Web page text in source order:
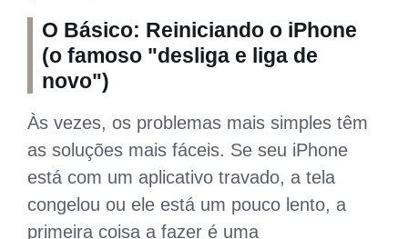
O Básico: Reiniciando o iPhone
(o famoso "desliga e liga de
novo")
Às vezes, os problemas mais simples têm
as soluções mais fáceis. Se seu iPhone
está com um aplicativo travado, a tela
congelou ou ele está um pouco lento, a
primeira coisa a fazer é uma